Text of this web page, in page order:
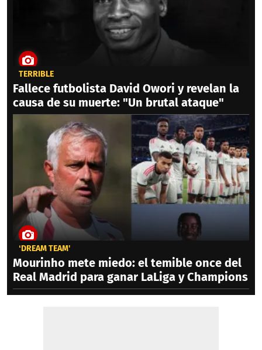
TERRIBLE
Fallece futbolista David Owori y revelan la
causa de su muerte: "Un brutal ataque"
‘DREAM TEAM'
Mourinho mete miedo: el temible once del
Real Madrid para ganar LaLiga y Champions